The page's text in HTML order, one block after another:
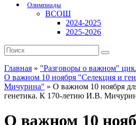
Олимпиады
ВСОШ
2024-2025
2025-2026
Главная » "Разговоры о важном"
О важном 10 ноября "Селекция и
Мичурина" » О важном 10 ноября
генетика. К 170-летию И.В.
О важном 10